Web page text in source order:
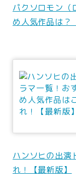
パクソロモン（
め人気作品は？
ハンソヒの出演
れ！【最新版】